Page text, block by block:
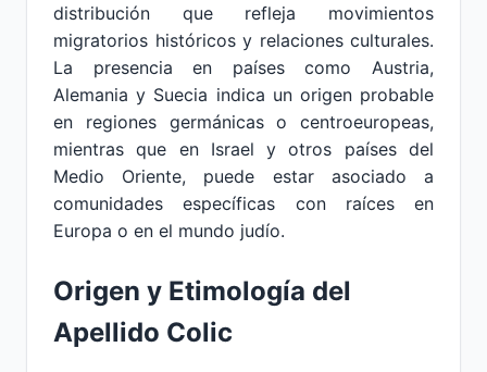
distribución que refleja movimientos
migratorios históricos y relaciones culturales.
La presencia en países como Austria,
Alemania y Suecia indica un origen probable
en regiones germánicas o centroeuropeas,
mientras que en Israel y otros países del
Medio Oriente, puede estar asociado a
comunidades específicas con raíces en
Europa o en el mundo judío.
Origen y Etimología del
Apellido Colic